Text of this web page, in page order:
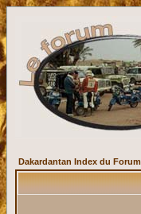
Dakardantan Index du Forum